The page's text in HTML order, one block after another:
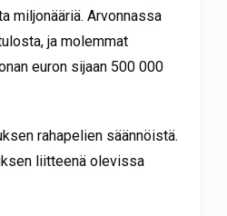
miljonääriä. Arvonnassa
ja molemmat
euron sijaan 500 000
rahapelien säännöistä.
liitteenä olevissa